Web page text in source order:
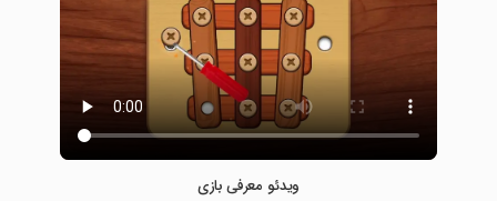
ویدئو معرفی بازی